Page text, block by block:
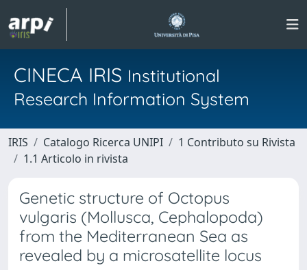
CINECA IRIS Institutional
Research Information System
IRIS Catalogo Ricerca UNIPI
1 Contributo su Rivista
1.1 Articolo in rivista
Genetic structure of Octopus
vulgaris (Mollusca, Cephalopoda)
from the Mediterranean Sea as
revealed by a microsatellite locus